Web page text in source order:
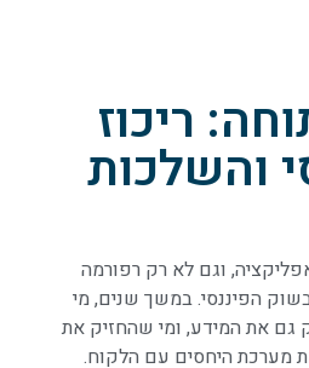
ריכוז
והשלכות
וגם לא רק רפורמה
בשוק הפיננסי. במשך שנים, מי
גם את המידע, ומי שהחזיק את
מערכת היחסים עם הלקוח.